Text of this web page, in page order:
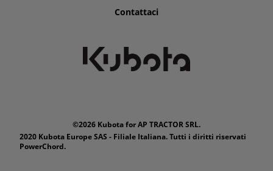
Contattaci
©2026 Kubota for AP TRACTOR SRL.
2020 Kubota Europe SAS - Filiale Italiana. Tutti i diritti riservati
PowerChord.